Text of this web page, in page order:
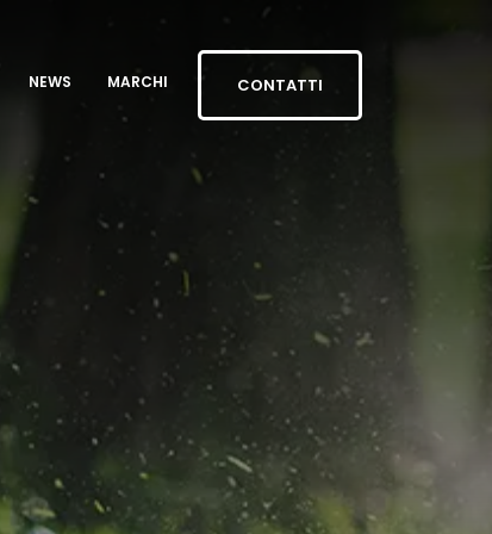
NEWS MARCHI CONTATTI